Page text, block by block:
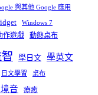
與其他 Google 應用
Windows 7
作遊戲 動態桌布
學日文 學英文
日文學習 桌布
音 療癒